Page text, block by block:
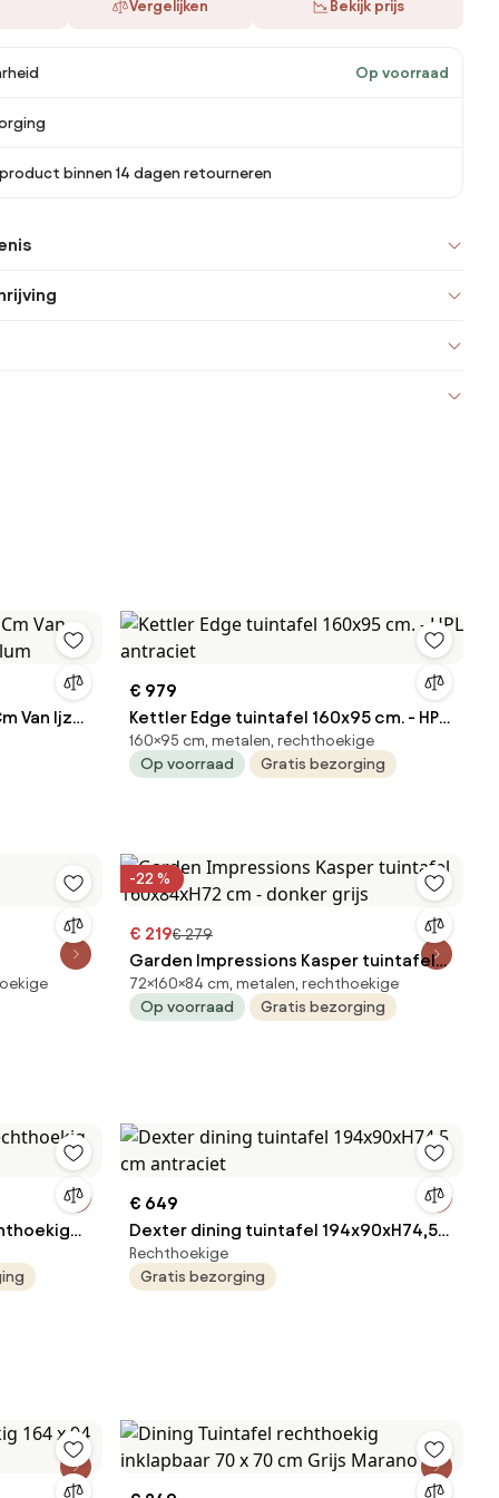
Vergelijken Bekijk prijs
Op voorraad
binnen 14 dagen retourneren
Van Ijzer
€ 979
Kettler Edge tuintafel 160x95 cm. - HPL
antraciet
160×95 cm, metalen, rechthoekige
Op voorraad
Gratis bezorging
-22 %
€ 219€ 279
Garden Impressions Kasper tuintafel
160x84xH72 cm - donker grijs
72×160×84 cm, metalen, rechthoekige
Op voorraad
Gratis bezorging
€ 649
Dexter dining tuintafel 194x90xH74,5
cm antraciet
Rechthoekige
Gratis bezorging